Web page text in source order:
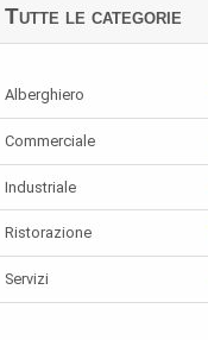
Tutte le categorie
Alberghiero
Commerciale
Industriale
Ristorazione
Servizi